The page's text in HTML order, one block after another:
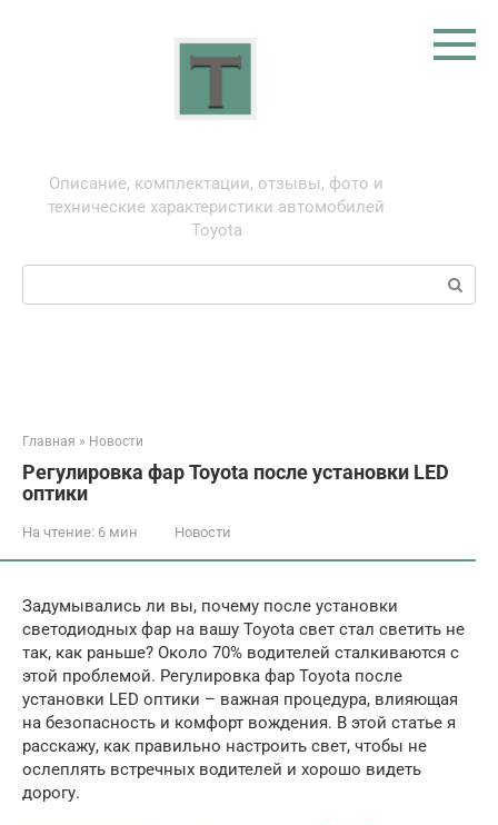
Описание, комплектации, отзывы, фото и
технические характеристики автомобилей
Toyota
Поиск:
Главная » Новости
Регулировка фар Toyota после установки LED
оптики
На чтение: 6 мин Новости
Задумывались ли вы, почему после установки
светодиодных фар на вашу Toyota свет стал светить не
так, как раньше? Около 70% водителей сталкиваются с
этой проблемой. Регулировка фар Toyota после
установки LED оптики – важная процедура, влияющая
на безопасность и комфорт вождения. В этой статье я
расскажу, как правильно настроить свет, чтобы не
ослеплять встречных водителей и хорошо видеть
дорогу.